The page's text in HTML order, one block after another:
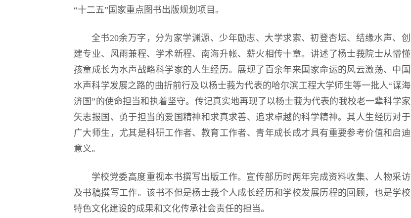
“十二五”国家重点图书出版规划项目。
全书20余万字，分为家学渊源、少年励志、大学求索、初登杏坛、结缘水声、创
建专业、风雨兼程、学术新程、南海升帐、薪火相传十章。讲述了杨士莪院士从懵懂
孩童成长为水声战略科学家的人生经历。展现了百余年来国家命运的风云激荡、中国
水声科学发展之路的曲折前行及以杨士莪为代表的哈尔滨工程大学师生等一批人“谋海
济国”的使命担当和执着坚守。传记真实地再现了以杨士莪为代表的我校老一辈科学家
矢志报国、勇于担当的爱国精神和求真求善、追求卓越的科学精神。其人生经历对于
广大师生，尤其是科研工作者、教育工作者、青年成长成才具有重要参考价值和启迪
意义。
学校党委高度重视本书撰写出版工作。宣传部历时两年完成资料收集、人物采访
及书稿撰写工作。该书不但是杨士莪个人成长经历和学校发展历程的回顾，也是学校
特色文化建设的成果和文化传承社会责任的担当。